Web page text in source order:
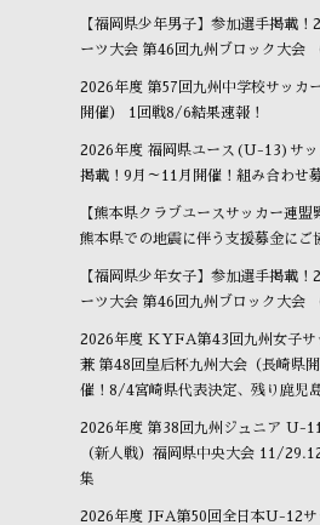
【福岡県少年男子】参加選手掲載
ーツ大会 第46回九州ブロック大会
2026年度 第57回九州中学校サッカ
開催） 1回戦8/6結果速報！
2026年度 福岡県ユース(U-13)サ
掲載！9月～11月開催！組み合わせ
【熊本県クラブユースサッカー連盟
熊本県での地震に伴う支援募金にご
【福岡県少年女子】参加選手掲載
ーツ大会 第46回九州ブロック大会
2026年度 KYFA第43回九州女子サ
兼 第48回皇后杯九州大会（長崎県
催！8/4宮崎県代表決定、残り鹿児
2026年度 第38回九州ジュニア U-
（新人戦）福岡県中央大会 11/
集
2026年度 JFA第50回全日本U-12サ